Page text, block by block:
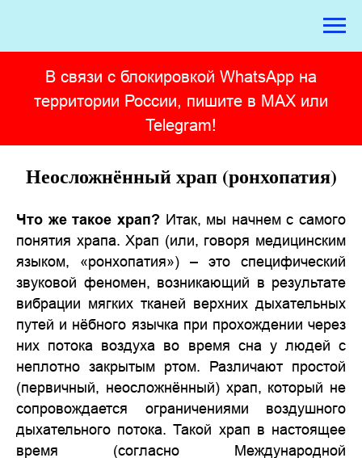
В связи с блокировкой WhatsApp на
территории России, пишите в MAX или
Telegram!
Неосложнённый храп (ронхопатия)
Что же такое храп?Итак, мы начнем с самого
понятия храпа. Храп (или, говоря медицинским
языком, «ронхопатия») – это специфический
звуковой феномен, возникающий в результате
вибрации мягких тканей верхних дыхательных
путей и нёбного язычка при прохождении через
них потока воздуха во время сна у людей с
неплотно закрытым ртом. Различают простой
(первичный, неосложнённый) храп, который не
сопровождается ограничениями воздушного
дыхательного потока. Такой храп в настоящее
время (согласно Международной